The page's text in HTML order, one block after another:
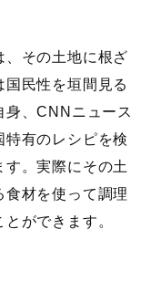
、その土地に根ざ
民性を垣間見る
身、CNNニュース
有のレシピを検
。実際にその土
材を使って調理
ができます。